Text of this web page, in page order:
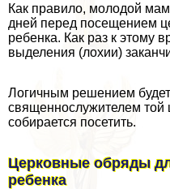
Как правило, молодой
дней перед посещением
ребенка. Как раз к этому
выделения (лохии)
Логичным решением
священнослужителем той
собирается посетить.
Церковные обряды
ребенка